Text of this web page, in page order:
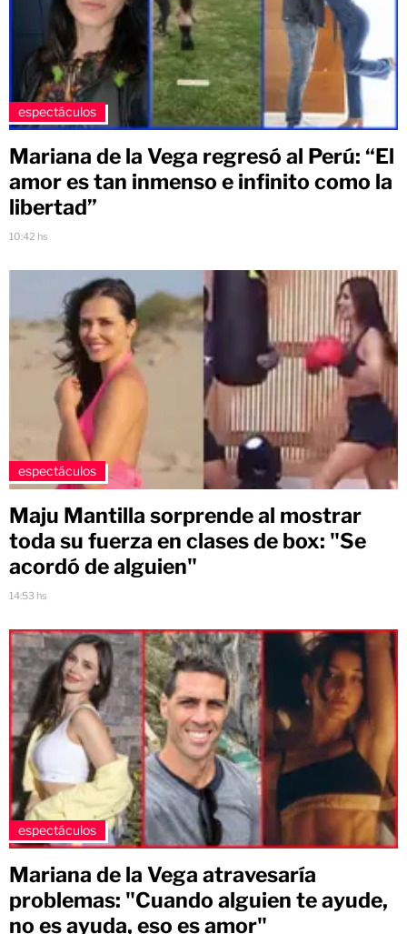
espectáculos
Mariana de la Vega regresó al Perú: “El
amor es tan inmenso e infinito como la
libertad”
10:42 hs
espectáculos
Maju Mantilla sorprende al mostrar
toda su fuerza en clases de box: "Se
acordó de alguien"
14:53 hs
espectáculos
Mariana de la Vega atravesaría
problemas: "Cuando alguien te ayude,
no es ayuda, eso es amor"